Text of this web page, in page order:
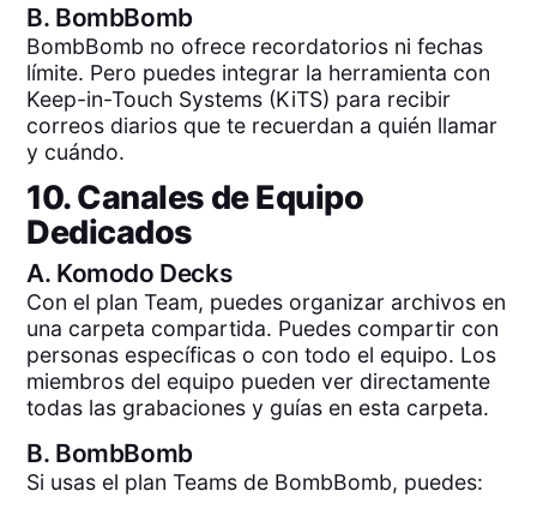
B. BombBomb
BombBomb no ofrece recordatorios ni fechas
límite. Pero puedes integrar la herramienta con
Keep-in-Touch Systems (KiTS) para recibir
correos diarios que te recuerdan a quién llamar
y cuándo.
10. Canales de Equipo
Dedicados
A. Komodo Decks
Con el plan Team, puedes organizar archivos en
una carpeta compartida. Puedes compartir con
personas específicas o con todo el equipo. Los
miembros del equipo pueden ver directamente
todas las grabaciones y guías en esta carpeta.
B. BombBomb
Si usas el plan Teams de BombBomb, puedes: